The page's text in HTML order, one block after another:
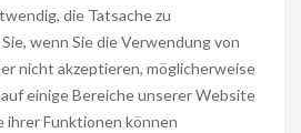
die Tatsache zu
wenn Sie die Verwendung von
nicht akzeptieren, möglicherweise
einige Bereiche unserer Website
ihrer Funktionen können